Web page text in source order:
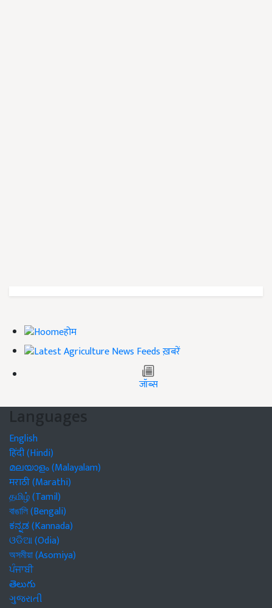
होम
ख़बरें
जॉब्स
Languages
English
हिंदी (Hindi)
മലയാളം (Malayalam)
मराठी (Marathi)
தமிழ் (Tamil)
বাঙালি (Bengali)
ಕನ್ನಡ (Kannada)
ଓଡିଆ (Odia)
অসমীয়া (Asomiya)
ਪੰਜਾਬੀ
తెలుగు
ગુજરાતી